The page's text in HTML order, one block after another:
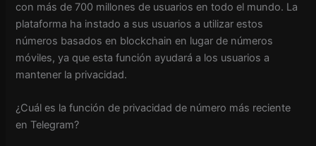
con más de 700 millones de usuarios en todo el mundo. La
plataforma ha instado a sus usuarios a utilizar estos
números basados ​​en blockchain en lugar de números
móviles, ya que esta función ayudará a los usuarios a
mantener la privacidad.
¿Cuál es la función de privacidad de número más reciente
en Telegram?